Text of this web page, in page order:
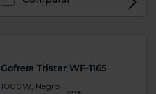
Gofrera Tristar WF-1165
1000W, Negro